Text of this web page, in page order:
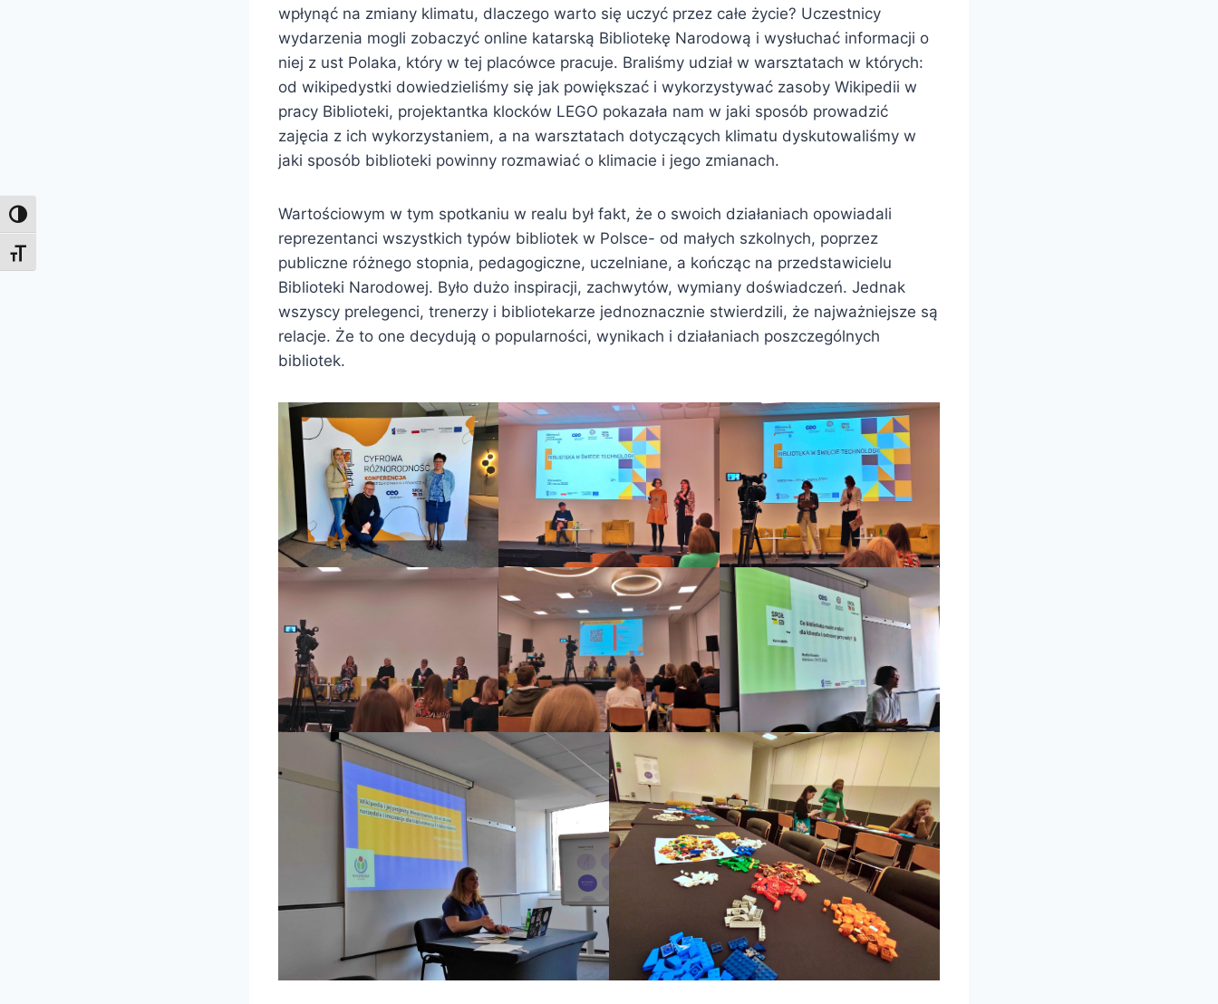
Toggle High Contrast
Toggle Font size
wpłynąć na zmiany klimatu, dlaczego warto się uczyć przez całe życie? Uczestnicy
wydarzenia mogli zobaczyć online katarską Bibliotekę Narodową i wysłuchać informacji o
niej z ust Polaka, który w tej placówce pracuje. Braliśmy udział w warsztatach w których:
od wikipedystki dowiedzieliśmy się jak powiększać i wykorzystywać zasoby Wikipedii w
pracy Biblioteki, projektantka klocków LEGO pokazała nam w jaki sposób prowadzić
zajęcia z ich wykorzystaniem, a na warsztatach dotyczących klimatu dyskutowaliśmy w
jaki sposób biblioteki powinny rozmawiać o klimacie i jego zmianach.
Wartościowym w tym spotkaniu w realu był fakt, że o swoich działaniach opowiadali
reprezentanci wszystkich typów bibliotek w Polsce- od małych szkolnych, poprzez
publiczne różnego stopnia, pedagogiczne, uczelniane, a kończąc na przedstawicielu
Biblioteki Narodowej. Było dużo inspiracji, zachwytów, wymiany doświadczeń. Jednak
wszyscy prelegenci, trenerzy i bibliotekarze jednoznacznie stwierdzili, że najważniejsze są
relacje. Że to one decydują o popularności, wynikach i działaniach poszczególnych
bibliotek.